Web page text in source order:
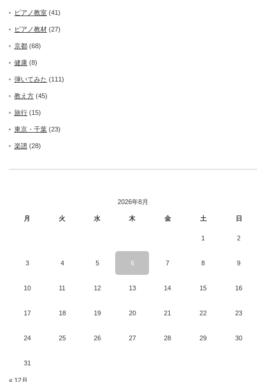
ピアノ教室 (41)
ピアノ教材 (27)
京都 (68)
健康 (8)
弾いてみた (111)
教え方 (45)
旅行 (15)
東京・千葉 (23)
楽譜 (28)
2026年8月
月 火 水 木 金 土 日
1 2
3 4 5 6 7 8 9
10 11 12 13 14 15 16
17 18 19 20 21 22 23
24 25 26 27 28 29 30
31
« 12月